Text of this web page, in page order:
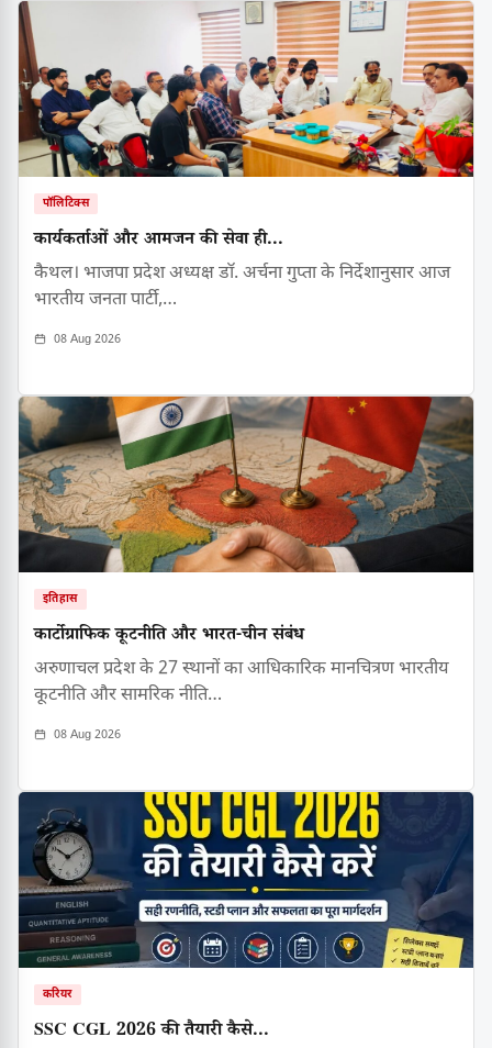
पॉलिटिक्स
कार्यकर्ताओं और आमजन की सेवा ही...
कैथल। भाजपा प्रदेश अध्यक्ष डॉ. अर्चना गुप्ता के निर्देशानुसार आज
भारतीय जनता पार्टी,…
08 Aug 2026
इतिहास
कार्टोग्राफिक कूटनीति और भारत-चीन संबंध
अरुणाचल प्रदेश के 27 स्थानों का आधिकारिक मानचित्रण भारतीय
कूटनीति और सामरिक नीति…
08 Aug 2026
करियर
SSC CGL 2026 की तैयारी कैसे...